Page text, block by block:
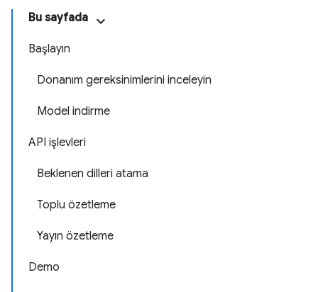
Bu sayfada
Başlayın
Donanım gereksinimlerini inceleyin
Model indirme
API işlevleri
Beklenen dilleri atama
Toplu özetleme
Yayın özetleme
Demo